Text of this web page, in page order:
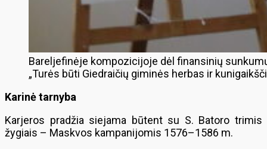
Bareljefinėje kompozicijoje dėl finansinių
„Turės būti Giedraičių giminės herbas ir
Karinė tarnyba
Karjeros pradžia siejama būtent su S. Batoro trimis
žygiais – Maskvos kampanijomis 1576–1586 m.